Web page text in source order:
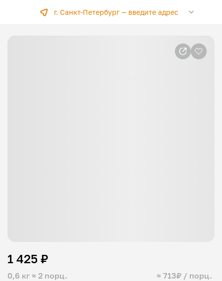
г. Санкт-Петербург —введите адрес
0,6 кг ≈ 2 порц. ≈ 713₽ / порц.
1 425 ₽